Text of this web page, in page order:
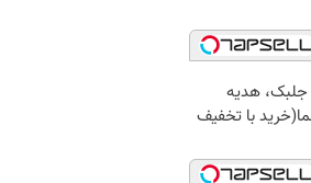
جلبک، هدیه
با تخفیف